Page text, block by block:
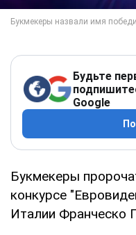
Будьте
Google
Букмекеры
конкурсе
Италии Франческо